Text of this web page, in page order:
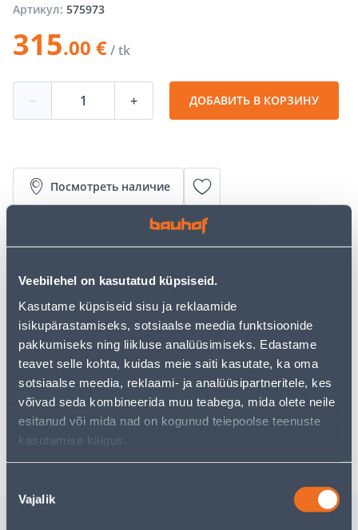
Veebilehel on kasutatud küpsiseid.
Kasutame küpsiseid sisu ja reklaamide
isikupärastamiseks, sotsiaalse meedia funktsioonide
pakkumiseks ning liikluse analüüsimiseks. Edastame
teavet selle kohta, kuidas meie saiti kasutate, ka oma
sotsiaalse meedia, reklaami- ja analüüsipartneritele, kes
võivad seda kombineerida muu teabega, mida olete neile
esitanud või mida nad on kogunud teiepoolse teenuste
kasutamise käigus.
valik
Vajalik
Артикул: 575973
315.00 €/ tk
− + ДОБАВИТЬ В КОРЗИНУ
Посмотреть наличие
Калькулятор рассрочки
Ежемесячный платеж 52.50 €
Предполагаемая доставка 4,99 € от 2-5 tööpäeva
Забрать в магазине, с 06.08.2026